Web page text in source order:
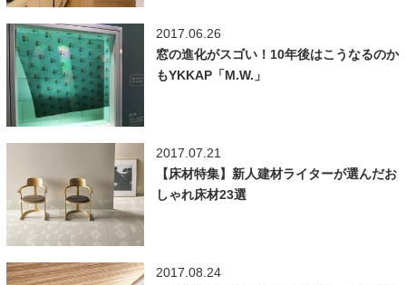
2017.06.26
窓の進化がスゴい！10年後はこうなるのか
もYKKAP「M.W.」
2017.07.21
【床材特集】新人建材ライターが選んだお
しゃれ床材23選
2017.08.24